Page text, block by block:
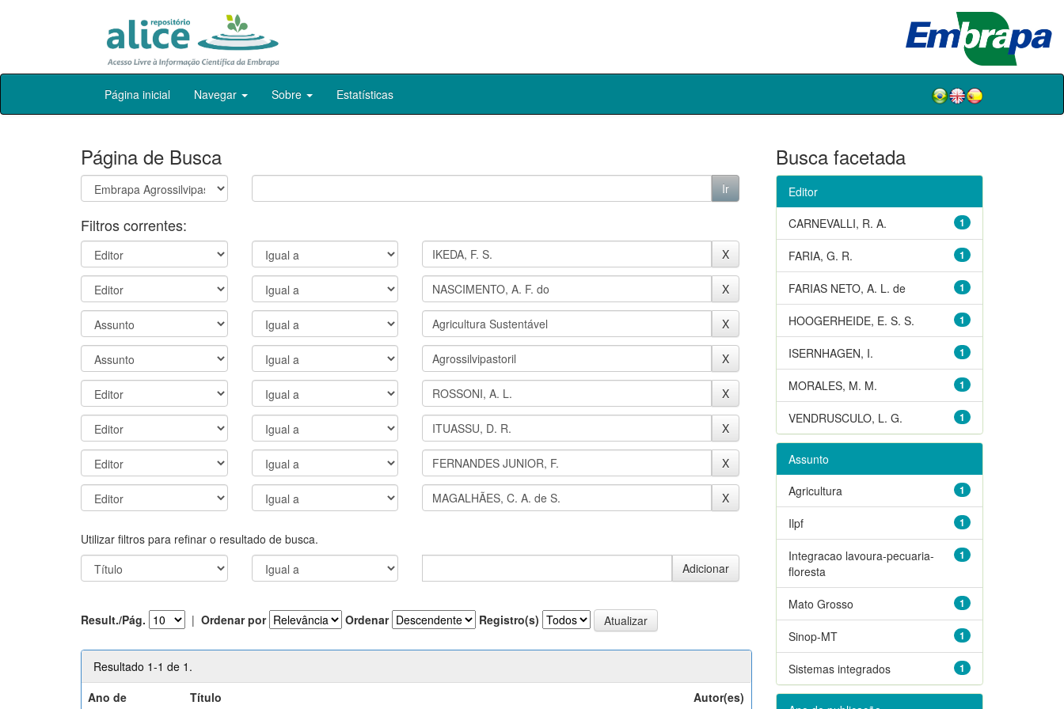
Skip
Página inicial Navegar Sobre Estatísticas
Página de Busca
Filtros correntes:
Utilizar filtros para refinar o resultado de busca.
Result./Pág. | Ordenar por Ordenar Registro(s)
Resultado 1-1 de 1.
Ano de
Título Autor(es)
Busca facetada
Editor
1
CARNEVALLI, R. A.
1
FARIA, G. R.
1
FARIAS NETO, A. L. de
1
HOOGERHEIDE, E. S. S.
1
ISERNHAGEN, I.
1
MORALES, M. M.
1
VENDRUSCULO, L. G.
Assunto
1
Agricultura
1
Ilpf
1
Integracao lavoura-pecuaria-
floresta
1
Mato Grosso
1
Sinop-MT
1
Sistemas integrados